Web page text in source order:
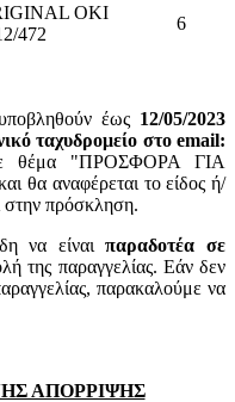
OKI
472
6
έως 12/05/2023
ταχυδρομείο στο email:
θέμα "ΠΡΟΣΦΟΡΑ ΓΙΑ
αναφέρεται το είδος ή/
στην πρόσκληση.
να είναιπαραδοτέα σε
της παραγγελίας. Εάν δεν
παρακαλούμε να
ΑΠΟΡΡΙΨΗΣ